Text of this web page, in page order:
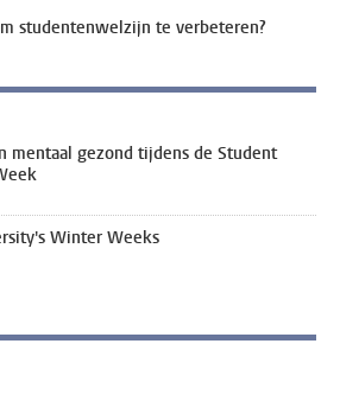
studentenwelzijn te verbeteren?
mentaal gezond tijdens de Student
Winter Weeks